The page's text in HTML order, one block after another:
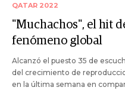
QATAR 2022
"Muchachos", el hit
fenómeno global
Alcanzó el puesto 35 de
del crecimiento de
en la última semana en